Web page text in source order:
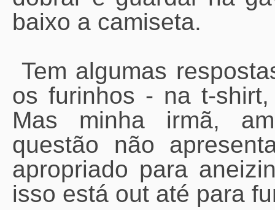
baixo a camiseta.
Tem algumas
os furinhos - na t-
Mas minha irmã,
questão não
apropriado para
isso está out até para